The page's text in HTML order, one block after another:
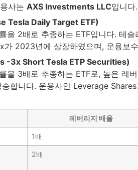
사는 AXS Investments LLC입니다
Tesla Daily Target ETF)
을 2배로 추종하는 ETF입니다. 테
가 2023년에 상장하였으며, 운용보
-3x Short Tesla ETP Securities)
을 3배로 추종하는 ETF로, 높은 레
합니다. 운용사인 Leverage
레버리지 배율
1배
2배